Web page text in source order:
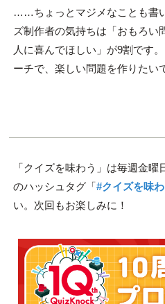
……ちょっとマジメなことも書
ズ制作者の気持ちは「おもろい
人に喜んでほしい」が9割です
ーチで、楽しい問題を作りたい
「クイズを味わう」は毎週金
のハッシュタグ「#クイズを味わ
い。次回もお楽しみに！